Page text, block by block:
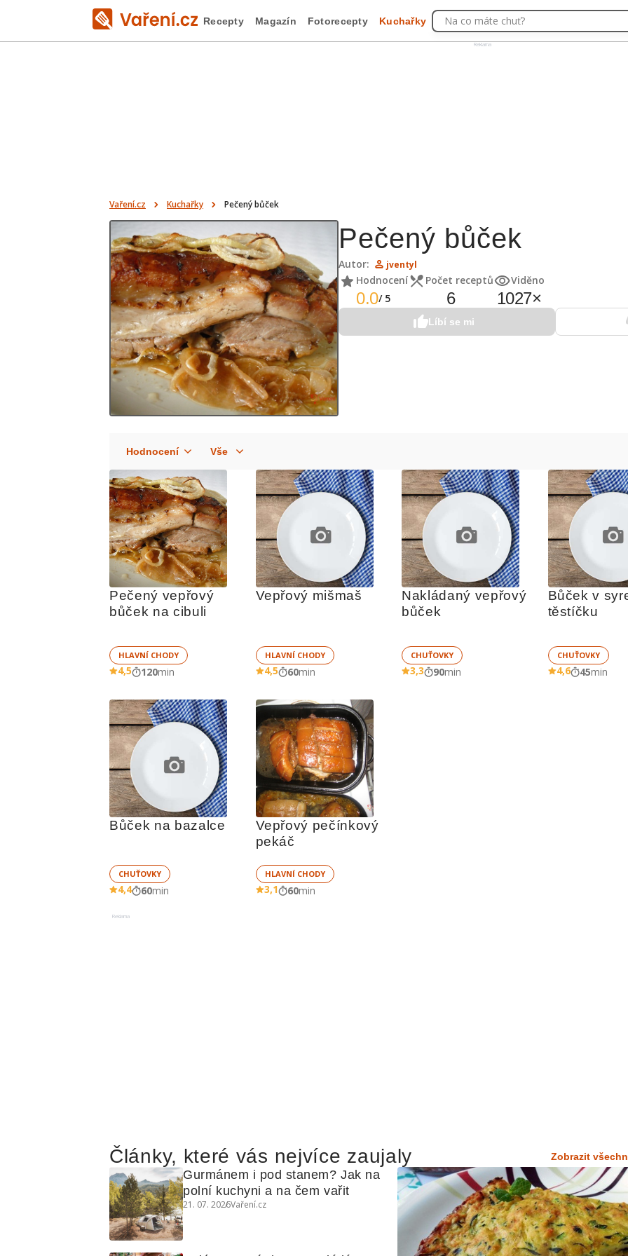
Reklama
Recepty Magazín Fotorecepty Kuchařky Na co máte chuť?
Vaření.cz Kuchařky Pečený bůček
Pečený bůček
Autor: jventyl
Hodnocení
0.0/ 5
Počet receptů
6
Viděno
1027×
Líbí se mi
Pečený vepřový
bůček na cibuli
HLAVNÍ CHODY
4,5 120min
Vepřový mišmaš
HLAVNÍ CHODY
4,5 60min
Nakládaný vepřový
bůček
CHUŤOVKY
3,3 90min
Bůček v
těstíčku
CHUŤOVKY
4,6 45min
Bůček na bazalce
CHUŤOVKY
4,4 60min
Vepřový pečínkový
pekáč
HLAVNÍ CHODY
3,1 60min
Reklama
Články, které vás nejvíce zaujaly Zobrazit
Gurmánem i pod stanem? Jak na
polní kuchyni a na čem vařit
21. 07. 2026Vaření.cz